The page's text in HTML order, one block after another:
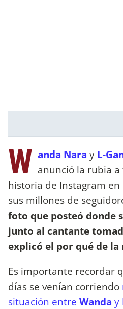
W anda Nara y L-
anunció la rubia a
historia de Instagram
sus millones de
foto que posteó donde
junto al cantante
explicó el por qué de
Es importante recordar
días se venían corriendo
situación entre Wanda y